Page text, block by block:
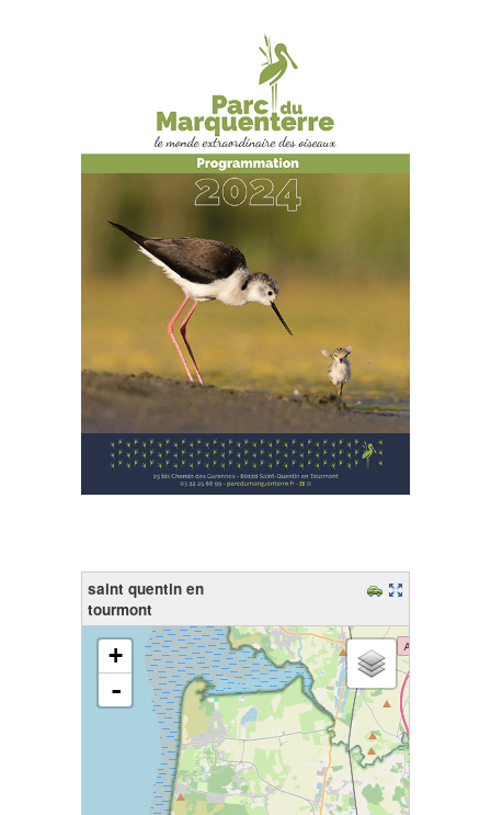
saint quentin en
tourmont
chargement de la carte - veuillez patienter...
+
-